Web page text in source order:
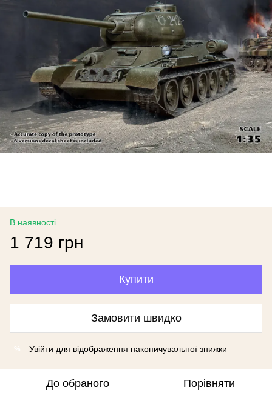
В наявності
1 719 грн
Купити
Замовити швидко
% Увійти для відображення накопичувальної знижки
До обраного Порівняти